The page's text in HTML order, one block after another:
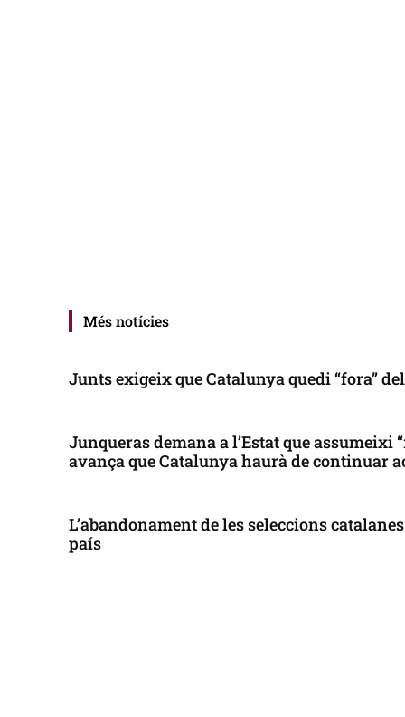
Més notícies
Junts exigeix que Catalunya quedi “fora”
Junqueras demana a l’Estat que assumeixi
avança que Catalunya haurà de continuar
L’abandonament de les seleccions
país